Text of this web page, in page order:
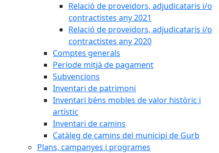
Relació de proveïdors, adjudicataris i/o
contractistes any 2021
Relació de proveïdors, adjudicataris i/o
contractistes any 2020
Comptes generals
Període mitjà de pagament
Subvencions
Inventari de patrimoni
Inventari béns mobles de valor històric i
artístic
Inventari de camins
Catàleg de camins del municipi de Gurb
Plans, campanyes i programes